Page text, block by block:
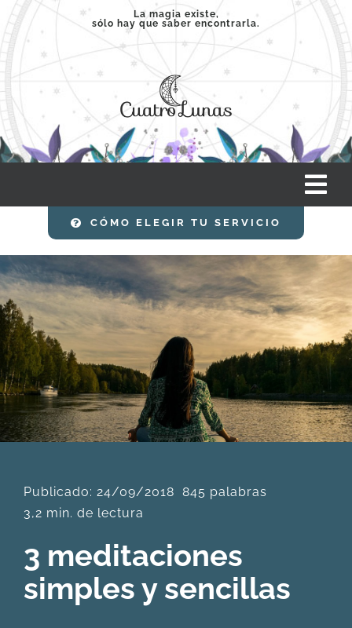
Saltar
contenido
La magia existe,
sólo hay que saber encontrarla.
INICIO
SERVICIOS
CLASES
DESCARGAS
PRODUCTOS
ARTÍCULOS
CONTACTO
CÓMO ELEGIR TU SERVICIO
Publicado: 24/09/2018
845 palabras
3,2 min. de lectura
3 meditaciones
simples y sencillas